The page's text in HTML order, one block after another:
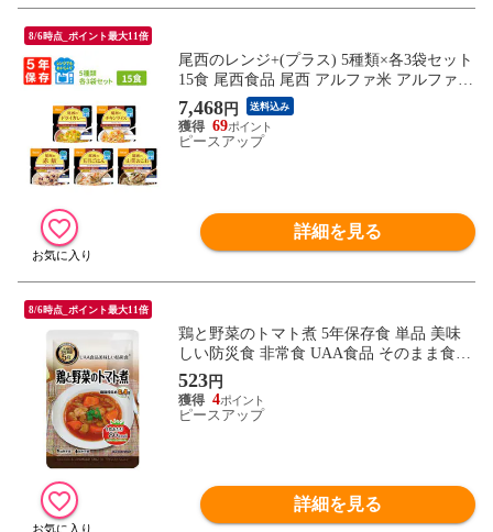
8/6時点_ポイント最大11倍
尾西のレンジ+(プラス) 5種類×各3袋セット
15食 尾西食品 尾西 アルファ米 アルファー
米 アルファ化米 非常食 非常食セット 保存
食 防災食 保存食セット 登山 キャンプ
7,468円 送料込み
69
ピースアップ
詳細を見る
8/6時点_ポイント最大11倍
鶏と野菜のトマト煮 5年保存食 単品 美味
しい防災食 非常食 UAA食品 そのまま食べ
られる長期保存食（非常用 備蓄品 常温保
存 防災グッズ 防災セット おかず 惣菜 非
常食セット
523円
4
ピースアップ
詳細を見る